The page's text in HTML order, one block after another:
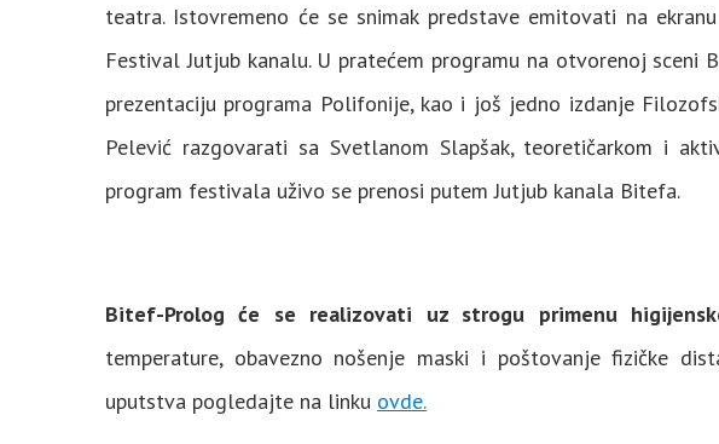
teatra. Istovremeno će se snimak predstave emitovati na
Festival Jutjub kanalu. U pratećem programu na otvorenoj sceni
prezentaciju programa Polifonije, kao i još jedno izdanje
Pelević razgovarati sa Svetlanom Slapšak, teoretičarkom i
program festivala uživo se prenosi putem Jutjub kanala Bitefa.
Bitef-Prolog će se realizovati uz strogu primenu
temperature, obavezno nošenje maski i poštovanje fizičke
uputstva pogledajte na linku ovde.